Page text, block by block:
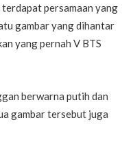
persamaan yang
gambar yang dihantar
yang pernah V BTS
berwarna putih dan
gambar tersebut juga